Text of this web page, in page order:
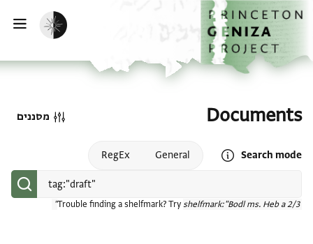
דילוג לתוכן
דף הבית
הפעלת מצב כהה
Documents
Search mode
Open search mode help
General
RegEx
Trouble finding a shelfmark? Try shelfmark:"Bodl ms. Heb a 2/3"
מסננים